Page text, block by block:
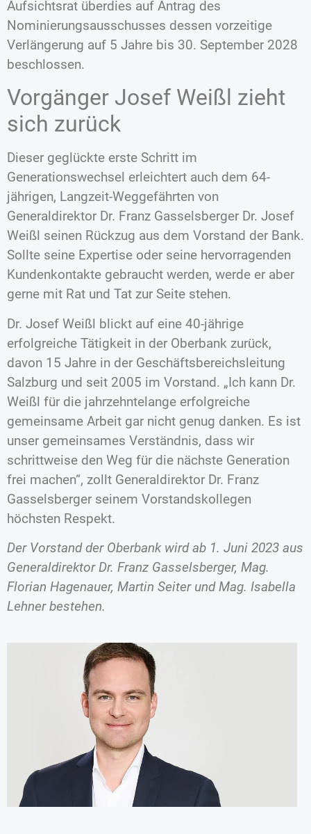
Aufsichtsrat überdies auf Antrag des
Nominierungsausschusses dessen vorzeitige
Verlängerung auf 5 Jahre bis 30. September 2028
beschlossen.
Vorgänger Josef Weißl zieht
sich zurück
Dieser geglückte erste Schritt im
Generationswechsel erleichtert auch dem 64-
jährigen, Langzeit-Weggefährten von
Generaldirektor Dr. Franz Gasselsberger Dr. Josef
Weißl seinen Rückzug aus dem Vorstand der Bank.
Sollte seine Expertise oder seine hervorragenden
Kundenkontakte gebraucht werden, werde er aber
gerne mit Rat und Tat zur Seite stehen.
Dr. Josef Weißl blickt auf eine 40-jährige
erfolgreiche Tätigkeit in der Oberbank zurück,
davon 15 Jahre in der Geschäftsbereichsleitung
Salzburg und seit 2005 im Vorstand. „Ich kann Dr.
Weißl für die jahrzehntelange erfolgreiche
gemeinsame Arbeit gar nicht genug danken. Es ist
unser gemeinsames Verständnis, dass wir
schrittweise den Weg für die nächste Generation
frei machen“, zollt Generaldirektor Dr. Franz
Gasselsberger seinem Vorstandskollegen
höchsten Respekt.
Der Vorstand der Oberbank wird ab 1. Juni 2023 aus
Generaldirektor Dr. Franz Gasselsberger, Mag.
Florian Hagenauer, Martin Seiter und Mag. Isabella
Lehner bestehen.